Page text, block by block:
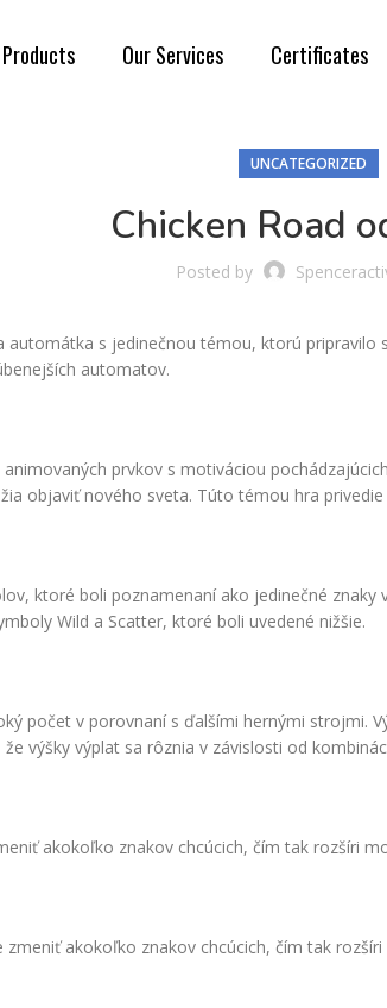
Our Services Certificates
UNCATEGORIZED
Chicken Road
Posted by
automátka s jedinečnou témou, ktorú
automatov.
prvkov s motiváciou
objaviť nového sveta. Túto témou hra
ktoré boli poznamenaní ako jedinečné
Wild a Scatter, ktoré boli uvedené nižšie.
počet v porovnaní s ďalšími hernými strojmi.
výšky výplat sa rôznia v závislosti od
akokoľko znakov chcúcich, čím tak rozšíri
akokoľko znakov chcúcich, čím tak